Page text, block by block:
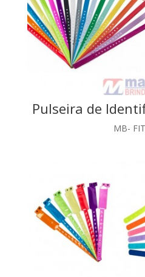
Pulseira de
MB-